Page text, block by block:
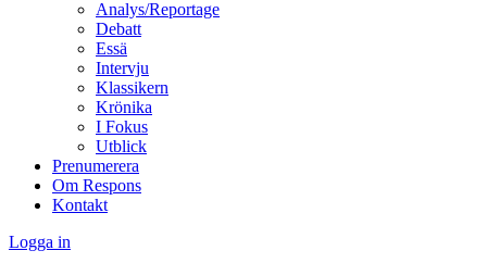
Analys/Reportage
Debatt
Essä
Intervju
Klassikern
Krönika
I Fokus
Utblick
Prenumerera
Om Respons
Kontakt
Logga in